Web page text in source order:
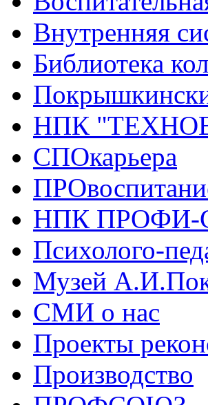
Внутренняя
Библиотека
НПК
СПОкарьера
НПК ПРОФИ-
Психолого-
Музей
СМИ о нас
Проекты
Производство